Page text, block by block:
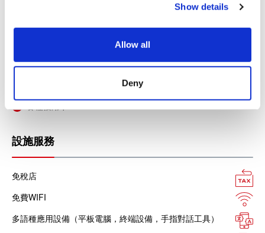
Show details
Allow all
Deny
Diners信用卡
設施服務
免稅店
免費WIFI
多語種應用設備（平板電腦，終端設備，手指對話工具）